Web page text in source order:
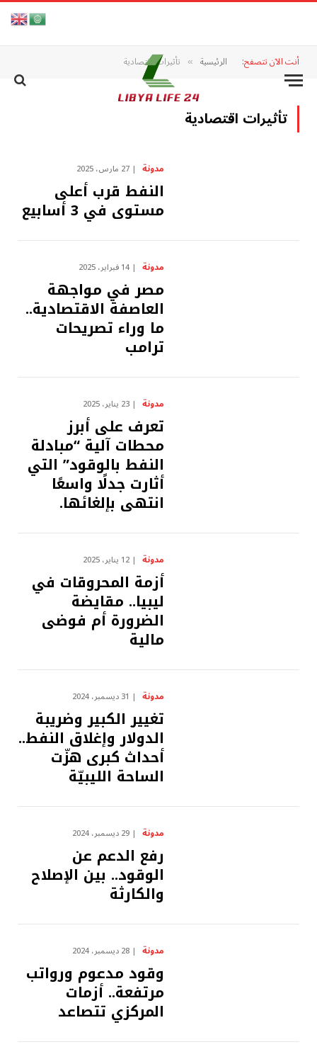
أنت الآن تتصفح: الرئيسية » تأثيرات اقتصادية
تأثيرات اقتصادية
مدونة 27 مارس، 2025
النفط قرب أعلى
مستوى في 3 أسابيع
مدونة 14 فبراير، 2025
مصر في مواجهة
العاصفة الاقتصادية..
ما وراء تصريحات
ترامب
مدونة 23 يناير، 2025
‎تعرف على أبرز
محطات آلية “مبادلة
النفط بالوقود” التي
أثارت جدلًا واسعًا
انتهى بإلغائها.
مدونة 12 يناير، 2025
أزمة المحروقات في
ليبيا.. مقايضة
الضرورة أم فوضى
مالية
مدونة 31 ديسمبر، 2024
تغيير الكبير وضريبة
الدولار وإغلاق النفط..
أحداث كبرى هزّت
الساحة الليبيّة
مدونة 29 ديسمبر، 2024
رفع الدعم عن
الوقود.. بين الإصلاح
والكارثة
مدونة 28 ديسمبر، 2024
وقود مدعوم ورواتب
مرتفعة.. أزمات
المركزي تتصاعد